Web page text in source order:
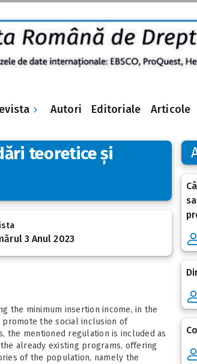
Autori Editoriale Articole
teoretice și
3 Anul 2023
the minimum insertion income, in the
the social inclusion of
the mentioned regulation is included as
already existing programs, offering
of the population, namely the